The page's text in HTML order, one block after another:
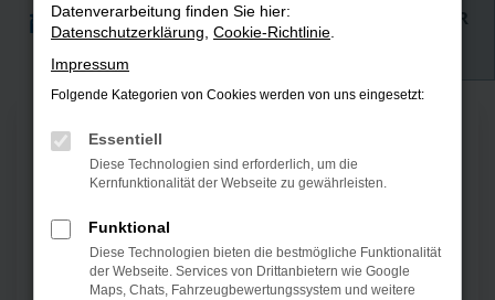
FAHRZEUGSUCHE
WIR KAUFEN IHR
Datenverarbeitung finden Sie hier:
Datenschutzerklärung Cookie-Richtlinie
Impressum
Folgende Kategorien von Cookies werden von uns eingesetzt:
Essentiell
Diese Technologien sind erforderlich, um die
Kernfunktionalität der Webseite zu gewährleisten.
Funktional
Diese Technologien bieten die bestmögliche Funktionalität
der Webseite. Services von Drittanbietern wie Google
Maps, Chats, Fahrzeugbewertungssystem und weitere